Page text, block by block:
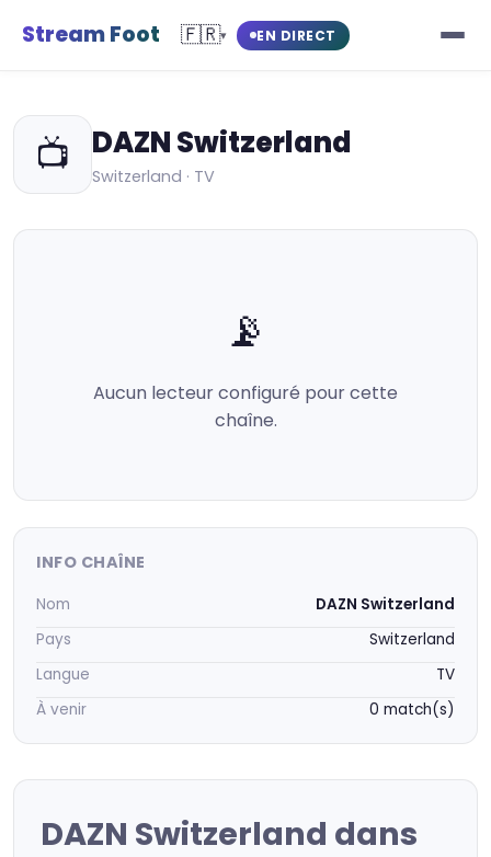
Stream Foot 🇫🇷▾ EN DIRECT
📺 DAZN Switzerland
Switzerland · TV
📡
Aucun lecteur configuré pour cette
chaîne.
INFO CHAÎNE
Nom
DAZN Switzerland
Pays
Switzerland
Langue
TV
À venir
0 match(s)
DAZN Switzerland dans